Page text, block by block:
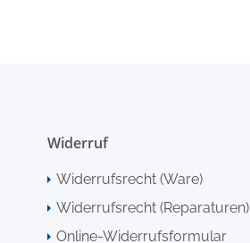
Widerruf
Widerrufsrecht (Ware)
Widerrufsrecht (Reparaturen)
Online-Widerrufsformular